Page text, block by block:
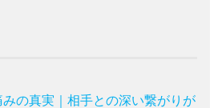
の真実｜相手との深い繋がりが